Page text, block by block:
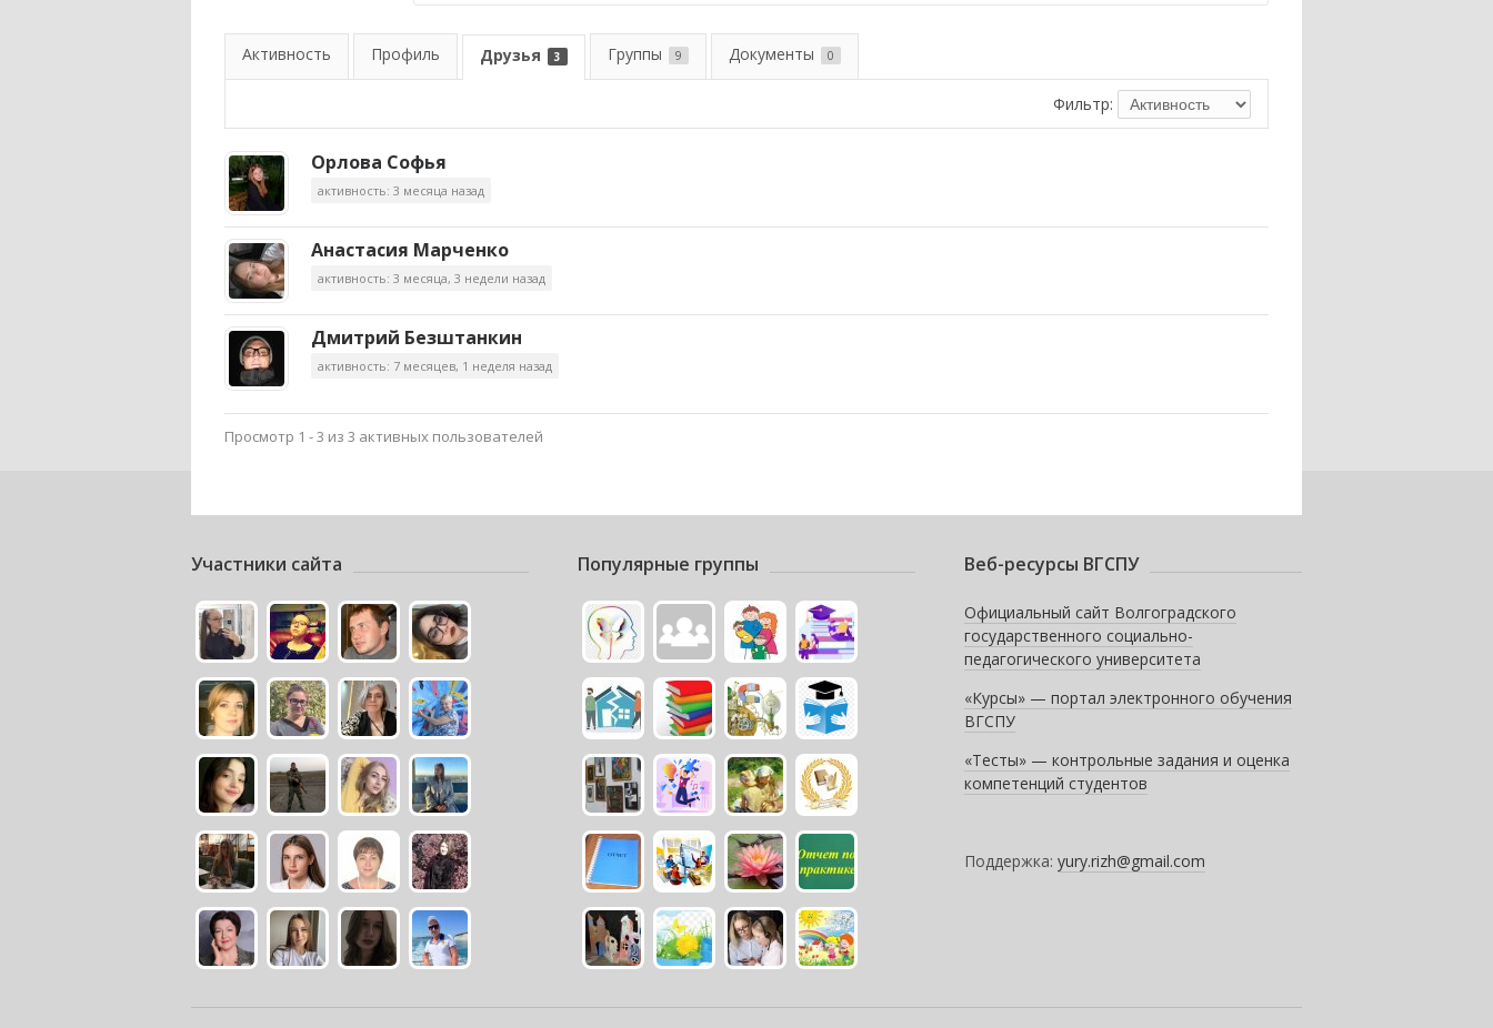
Активность Профиль Друзья 3 Группы 9 Документы 0
Фильтр:
Орлова Софья
активность: 3 месяца назад
Анастасия Марченко
активность: 3 месяца, 3 недели назад
Дмитрий Безштанкин
активность: 7 месяцев, 1 неделя назад
Просмотр 1 - 3 из 3 активных пользователей
Участники сайта Популярные группы Веб-ресурсы ВГСПУ
Официальный сайт Волгоградского
государственного социально-
педагогического университета
«Курсы» — портал электронного обучения
ВГСПУ
«Тесты» — контрольные задания и оценка
компетенций студентов
Поддержка: yury.rizh@gmail.com